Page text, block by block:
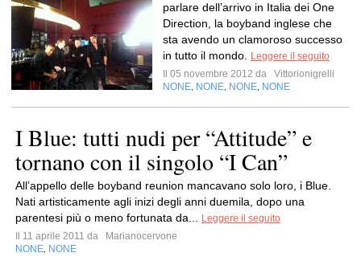
parlare dell’arrivo in Italia dei One
Direction, la boyband inglese che
sta avendo un clamoroso successo
in tutto il mondo.
Leggere il seguito
Il 05 novembre 2012 da
Vittorionigrelli
NONE NONE NONE NONE
I Blue: tutti nudi per “Attitude” e
tornano con il singolo “I Can”
All’appello delle boyband reunion mancavano solo loro, i Blue.
Nati artisticamente agli inizi degli anni duemila, dopo una
parentesi più o meno fortunata da...
Leggere il seguito
Il 11 aprile 2011 da
Marianocervone
NONE NONE